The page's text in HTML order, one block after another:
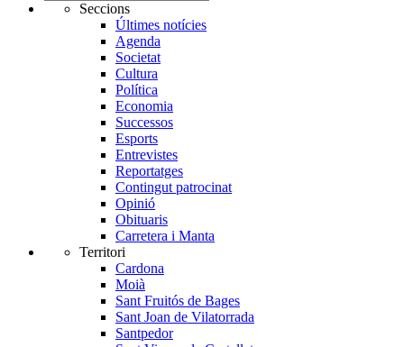
Seccions
Últimes notícies
Agenda
Societat
Cultura
Política
Economia
Successos
Esports
Entrevistes
Reportatges
Contingut patrocinat
Opinió
Obituaris
Carretera i Manta
Territori
Cardona
Moià
Sant Fruitós de Bages
Sant Joan de Vilatorrada
Santpedor